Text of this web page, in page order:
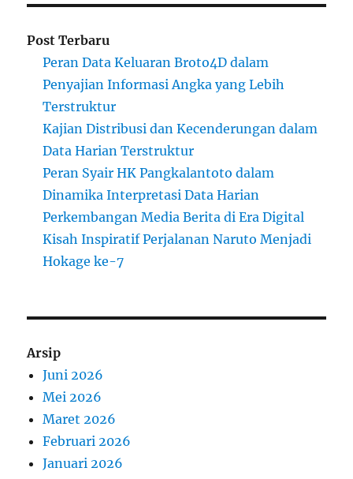
Post Terbaru
Peran Data Keluaran Broto4D dalam
Penyajian Informasi Angka yang Lebih
Terstruktur
Kajian Distribusi dan Kecenderungan dalam
Data Harian Terstruktur
Peran Syair HK Pangkalantoto dalam
Dinamika Interpretasi Data Harian
Perkembangan Media Berita di Era Digital
Kisah Inspiratif Perjalanan Naruto Menjadi
Hokage ke-7
Arsip
Juni 2026
Mei 2026
Maret 2026
Februari 2026
Januari 2026